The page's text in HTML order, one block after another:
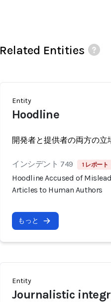
Related Entities
Entity
Hoodline
開発者と提供者の両方の立
インシデント 749 1 レポート
Hoodline Accused of
Articles to Human Authors
もっと
Entity
Journalistic